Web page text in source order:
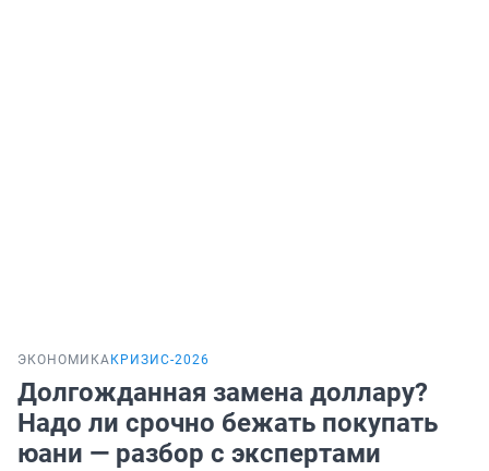
ЭКОНОМИКА КРИЗИС-2026
Долгожданная замена доллару?
Надо ли срочно бежать покупать
юани — разбор с экспертами